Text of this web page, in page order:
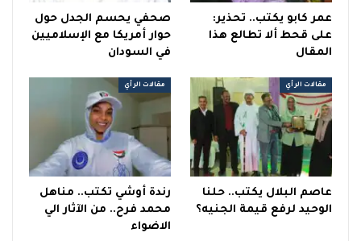
عمر كابو يكتب.. تحذير:
على قحط ألا تطالع هذا
المقال
صحفي يحسم الجدل حول
حوار أمريكا مع الإسلاميين
في السودان
مقالات الرأي
عاصم البلال يكتب.. حلنا
الوحيد لرفع قيمة الجنيه؟
مقالات الرأي
رندة أوشي تكتب.. مناهل
محمد فرح.. من الآثار الي
الاضواء